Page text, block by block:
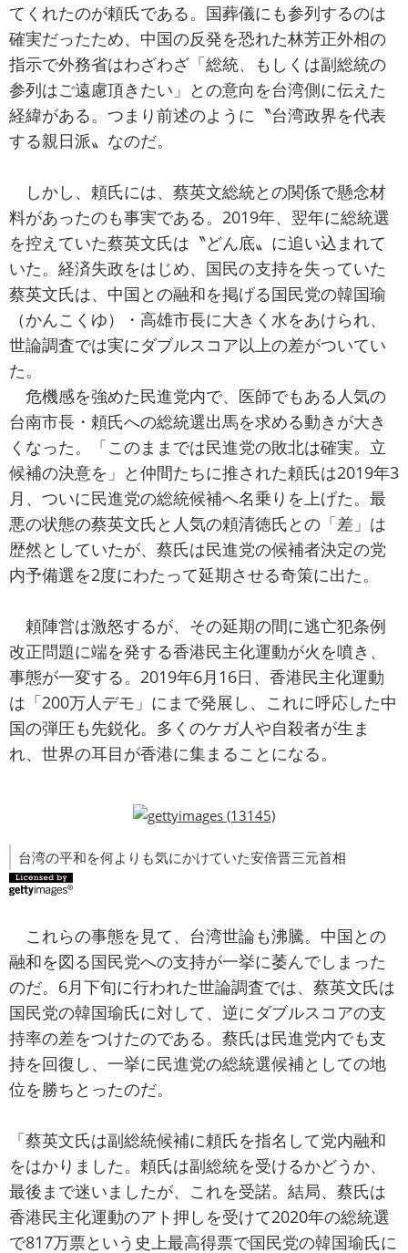
てくれたのが頼氏である。国葬儀にも参列するのは
確実だったため、中国の反発を恐れた林芳正外相の
指示で外務省はわざわざ「総統、もしくは副総統の
参列はご遠慮頂きたい」との意向を台湾側に伝えた
経緯がある。つまり前述のように〝台湾政界を代表
する親日派〟なのだ。
しかし、頼氏には、蔡英文総統との関係で懸念材
料があったのも事実である。2019年、翌年に総統選
を控えていた蔡英文氏は〝どん底〟に追い込まれて
いた。経済失政をはじめ、国民の支持を失っていた
蔡英文氏は、中国との融和を掲げる国民党の韓国瑜
（かんこくゆ）・高雄市長に大きく水をあけられ、
世論調査では実にダブルスコア以上の差がついてい
た。
危機感を強めた民進党内で、医師でもある人気の
台南市長・頼氏への総統選出馬を求める動きが大き
くなった。「このままでは民進党の敗北は確実。立
候補の決意を」と仲間たちに推された頼氏は2019年3
月、ついに民進党の総統候補へ名乗りを上げた。最
悪の状態の蔡英文氏と人気の頼清徳氏との「差」は
歴然としていたが、蔡氏は民進党の候補者決定の党
内予備選を2度にわたって延期させる奇策に出た。
頼陣営は激怒するが、その延期の間に逃亡犯条例
改正問題に端を発する香港民主化運動が火を噴き、
事態が一変する。2019年6月16日、香港民主化運動
は「200万人デモ」にまで発展し、これに呼応した中
国の弾圧も先鋭化。多くのケガ人や自殺者が生ま
れ、世界の耳目が香港に集まることになる。
台湾の平和を何よりも気にかけていた安倍晋三元首相
これらの事態を見て、台湾世論も沸騰。中国との
融和を図る国民党への支持が一挙に萎んでしまった
のだ。6月下旬に行われた世論調査では、蔡英文氏は
国民党の韓国瑜氏に対して、逆にダブルスコアの支
持率の差をつけたのである。蔡氏は民進党内でも支
持を回復し、一挙に民進党の総統選候補としての地
位を勝ちとったのだ。
「蔡英文氏は副総統候補に頼氏を指名して党内融和
をはかりました。頼氏は副総統を受けるかどうか、
最後まで迷いましたが、これを受諾。結局、蔡氏は
香港民主化運動のアト押しを受けて2020年の総統選
で817万票という史上最高得票で国民党の韓国瑜氏に